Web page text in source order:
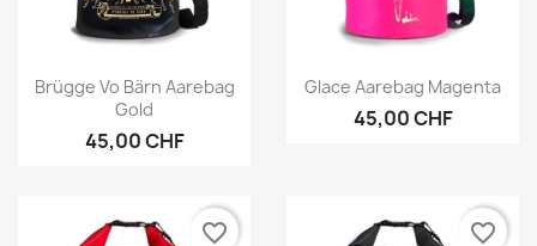
Vorschau
Brügge Vo Bärn Aarebag
Gold
45,00 CHF
Vorschau
Glace Aarebag Magenta
45,00 CHF
favorite_border favorite_border